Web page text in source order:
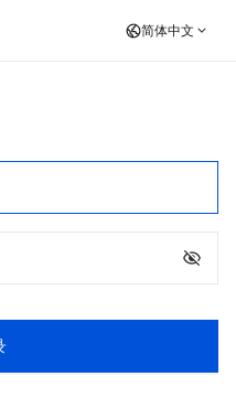
简体中文